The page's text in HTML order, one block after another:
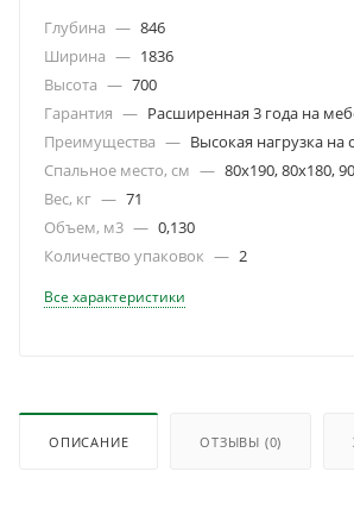
Глубина — 846
Ширина — 1836
Высота — 700
Гарантия — Расширенная 3 года на
Преимущества — Высокая нагрузка на
Спальное место, см — 80х190, 80х180,
Вес, кг — 71
Объем, м3 — 0,130
Количество упаковок — 2
Все характеристики
ОПИСАНИЕ ОТЗЫВЫ (0)